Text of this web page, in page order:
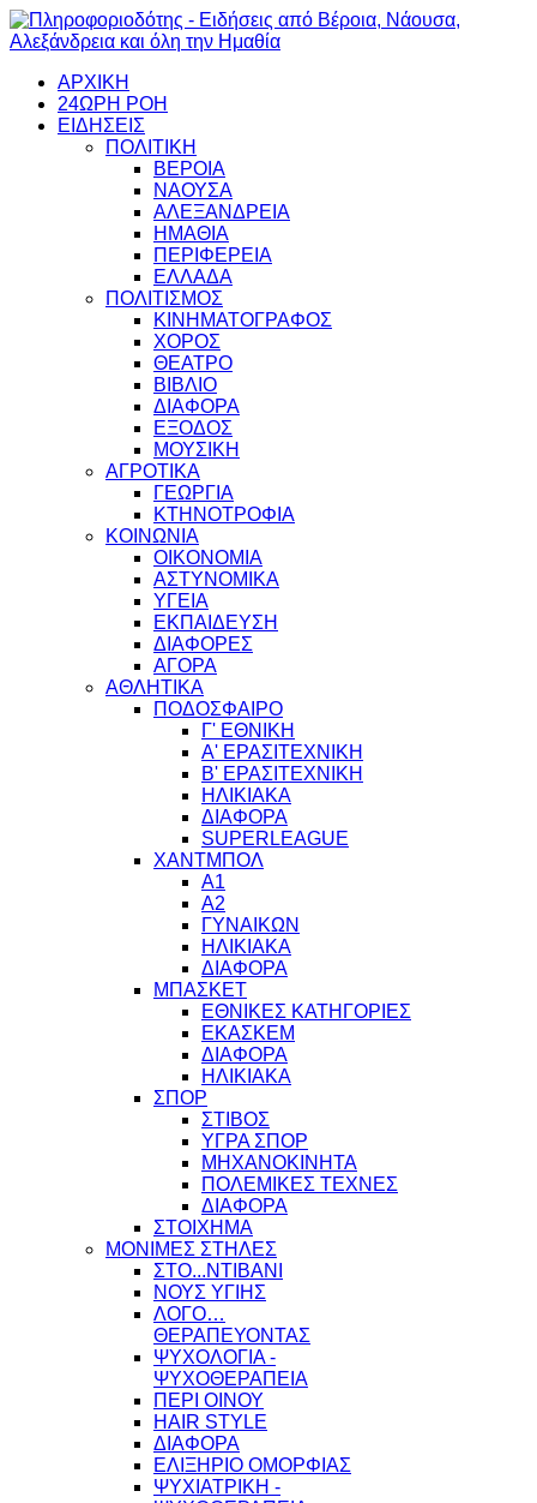
ΑΡΧΙΚΗ
24ΩΡΗ ΡΟΗ
ΕΙΔΗΣΕΙΣ
ΠΟΛΙΤΙΚΗ
ΒΕΡΟΙΑ
ΝΑΟΥΣΑ
ΑΛΕΞΑΝΔΡΕΙΑ
ΗΜΑΘΙΑ
ΠΕΡΙΦΕΡΕΙΑ
ΕΛΛΑΔΑ
ΠΟΛΙΤΙΣΜΟΣ
ΚΙΝΗΜΑΤΟΓΡΑΦΟΣ
ΧΟΡΟΣ
ΘΕΑΤΡΟ
ΒΙΒΛΙΟ
ΔΙΑΦΟΡΑ
ΕΞΟΔΟΣ
ΜΟΥΣΙΚΗ
ΑΓΡΟΤΙΚΑ
ΓΕΩΡΓΙΑ
ΚΤΗΝΟΤΡΟΦΙΑ
ΚΟΙΝΩΝΙΑ
ΟΙΚΟΝΟΜΙΑ
ΑΣΤΥΝΟΜΙΚΑ
ΥΓΕΙΑ
ΕΚΠΑΙΔΕΥΣΗ
ΔΙΑΦΟΡΕΣ
ΑΓΟΡΑ
ΑΘΛΗΤΙΚΑ
ΠΟΔΟΣΦΑΙΡΟ
Γ' ΕΘΝΙΚΗ
Α' ΕΡΑΣΙΤΕΧΝΙΚΗ
Β' ΕΡΑΣΙΤΕΧΝΙΚΗ
ΗΛΙΚΙΑΚΑ
ΔΙΑΦΟΡΑ
SUPERLEAGUE
ΧΑΝΤΜΠΟΛ
Α1
Α2
ΓΥΝΑΙΚΩΝ
ΗΛΙΚΙΑΚΑ
ΔΙΑΦΟΡΑ
ΜΠΑΣΚΕΤ
ΕΘΝΙΚΕΣ ΚΑΤΗΓΟΡΙΕΣ
ΕΚΑΣΚΕΜ
ΔΙΑΦΟΡΑ
ΗΛΙΚΙΑΚΑ
ΣΠΟΡ
ΣΤΙΒΟΣ
ΥΓΡΑ ΣΠΟΡ
ΜΗΧΑΝΟΚΙΝΗΤΑ
ΠΟΛΕΜΙΚΕΣ ΤΕΧΝΕΣ
ΔΙΑΦΟΡΑ
ΣΤΟΙΧΗΜΑ
ΜΟΝΙΜΕΣ ΣΤΗΛΕΣ
ΣΤΟ...ΝΤΙΒΑΝΙ
ΝΟΥΣ ΥΓΙΗΣ
ΛΟΓΟ…
ΘΕΡΑΠΕΥΟΝΤΑΣ
ΨΥΧΟΛΟΓΙΑ -
ΨΥΧΟΘΕΡΑΠΕΙΑ
ΠΕΡΙ ΟΙΝΟΥ
HAIR STYLE
ΔΙΑΦΟΡΑ
ΕΛΙΞΗΡΙΟ ΟΜΟΡΦΙΑΣ
ΨΥΧΙΑΤΡΙΚΗ -